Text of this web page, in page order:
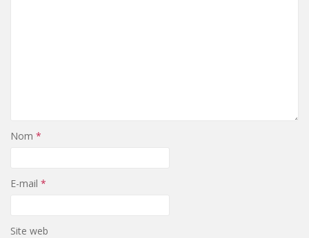
Nom *
E-mail *
Site web